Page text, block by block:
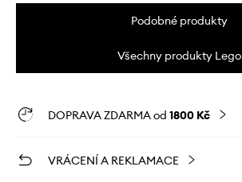
Podobné produkty
Všechny produkty Lego
DOPRAVA ZDARMA od 1800 Kč
VRÁCENÍ A REKLAMACE